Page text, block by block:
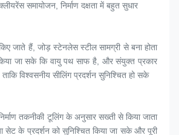
समायोजन, निर्माण दक्षता में बहुत सुधार
जाते हैं, जोड़ स्टेनलेस स्टील सामग्री से बना होता
जा सके कि वायु पथ साफ है, और संयुक्त प्रकार
विश्वसनीय सीलिंग प्रदर्शन सुनिश्चित हो सके
तकनीकी टूलिंग के अनुसार सख्ती से किया जाता
सेट के प्रदर्शन को सुनिश्चित किया जा सके और पूरी